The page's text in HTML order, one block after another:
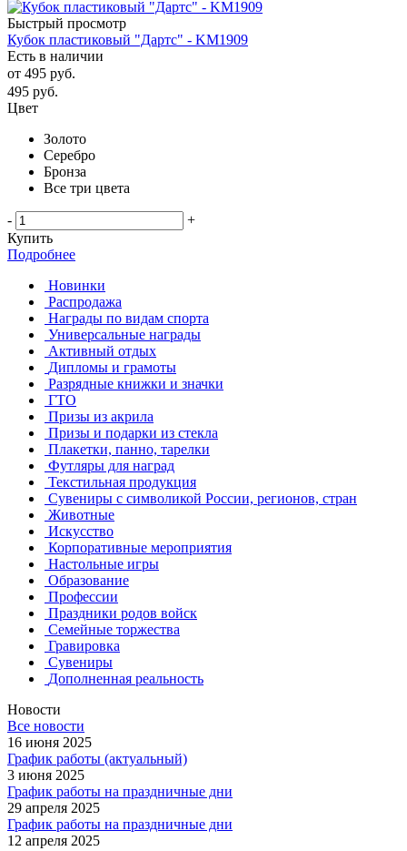
Быстрый просмотр
Кубок пластиковый "Дартс" - KM1909
Есть в наличии
от 495 руб.
495 руб.
Цвет
Золото
Серебро
Бронза
Все три цвета
-
+
Купить
Подробнее
Новинки
Распродажа
Награды по видам спорта
Универсальные награды
Активный отдых
Дипломы и грамоты
Разрядные книжки и значки
ГТО
Призы из акрила
Призы и подарки из стекла
Плакетки, панно, тарелки
Футляры для наград
Текстильная продукция
Сувениры с символикой России, регионов, стран
Животные
Искусство
Корпоративные мероприятия
Настольные игры
Образование
Профессии
Праздники родов войск
Семейные торжества
Гравировка
Сувениры
Дополненная реальность
Новости
Все новости
16 июня 2025
График работы (актуальный)
3 июня 2025
График работы на праздничные дни
29 апреля 2025
График работы на праздничные дни
12 апреля 2025